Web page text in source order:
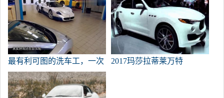
最有利可图的洗车工，一次
洗5万辆车，将不得不被土
豪清洗几个月。
2017玛莎拉蒂莱万特